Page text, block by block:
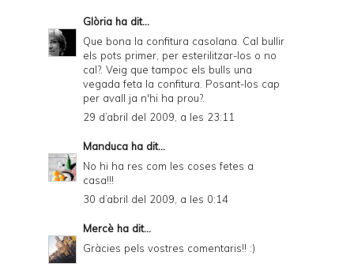
Glòria ha dit...
Que bona la confitura casolana. Cal bullir
els pots primer, per esterilitzar-los o no
cal?. Veig que tampoc els bulls una
vegada feta la confitura. Posant-los cap
per avall ja n'hi ha prou?.
29 d’abril del 2009, a les 23:11
Manduca ha dit...
No hi ha res com les coses fetes a
casa!!!
30 d’abril del 2009, a les 0:14
Mercè ha dit...
Gràcies pels vostres comentaris!! :)